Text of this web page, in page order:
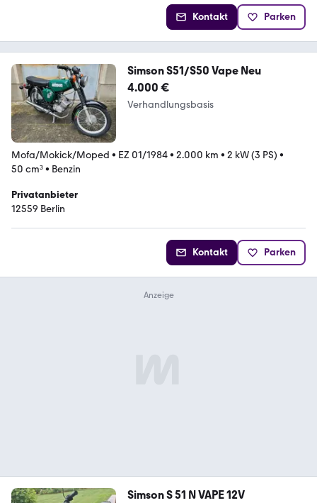
Kontakt Parken
Simson S51/S50 Vape Neu
4.000 €
Verhandlungsbasis
Mofa/Mokick/Moped • EZ 01/1984• 2.000 km • 2 kW (3 PS) •
50 cm³• Benzin
Privatanbieter
12559 Berlin
Kontakt Parken
Simson S 51 N VAPE 12V